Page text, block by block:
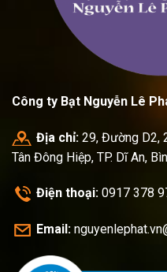
Công ty Bạt Nguyễn Lê
Địa chỉ: 29, Đường D2,
Tân Đông Hiệp, TP. Dĩ An,
Điện thoại: 0917 378
Email: